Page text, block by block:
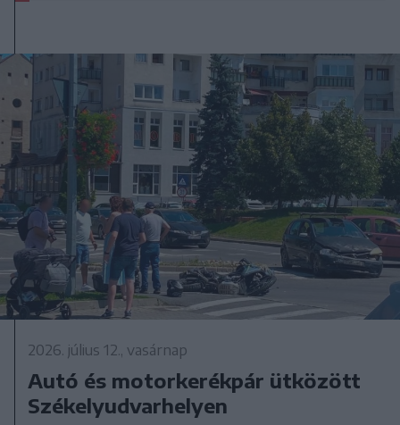
2026. július 12., vasárnap
Autó és motorkerékpár ütközött
Székelyudvarhelyen